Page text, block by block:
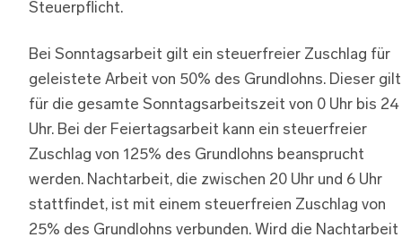
Steuerpflicht.
Bei Sonntagsarbeit gilt ein steuerfreier Zuschlag für
geleistete Arbeit von 50% des Grundlohns. Dieser gilt
für die gesamte Sonntagsarbeitszeit von 0 Uhr bis 24
Uhr. Bei der Feiertagsarbeit kann ein steuerfreier
Zuschlag von 125% des Grundlohns beansprucht
werden. Nachtarbeit, die zwischen 20 Uhr und 6 Uhr
stattfindet, ist mit einem steuerfreien Zuschlag von
25% des Grundlohns verbunden. Wird die Nachtarbeit